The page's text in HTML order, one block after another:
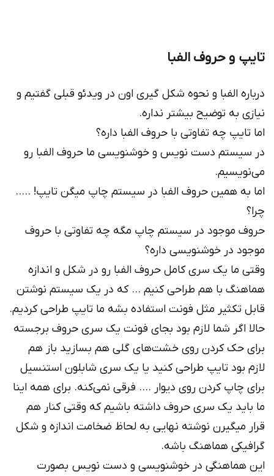
تایپ و حروف الفبا
درباره الفبا و نحوه شکل گیری اون در ویدئو قبلی گفتیم و
نیازی به توضیح بیشتر نداره.
اما تایپ چه تفاوتی با حروف الفبا داره؟
در سیستم دست نویس و خوشنویسی ما حروف الفبا رو
می‌نویسیم.
اما به همین حروف الفبا در سیستم چاپ میگن تایپ! …..
چرا؟
حروف موجود در سیستم چاپ مگه چه تفاوتی با حروف
موجود در خوشنویسی داره؟
وقتی ما یک سری کامل حروف الفبا رو در شکل و اندازه
هماهنگ با هم طراحی کنیم … که در یک سیستم نوشتن
قابل تکثیر مثل فونت استفاده بشه ما تایپ طراحی کردیم.
حالا اگر شما لازم بود بجای فونت یک سری حروف برجسته
برای حک کردن روی خشت‌های گلی هم بسازید باز هم
لازم بود تایپ طراحی کنید یا یک سری شابلون استنسیل
برای چاپ کردن روی دیوار …. فرقی نمی‌کنه. برای همه اینا
ما باید یک سری حروف داشته باشیم که وقتی کنار هم
قرار میگیرن نوشته نهایی به لحاظ ضخامت اندازه و شکل
گرافیکی هماهنگ باشه.
این هماهنگی در خوشنویسی و دست نویس بصورت